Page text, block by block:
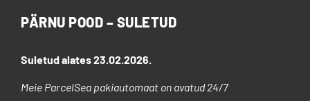
PÄRNU POOD – SULETUD
Suletud alates 23.02.2026.
Meie ParcelSea pakiautomaat on avatud 24/7